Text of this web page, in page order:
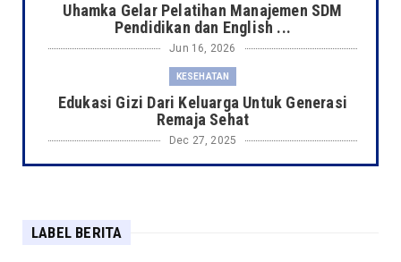
Uhamka Gelar Pelatihan Manajemen SDM
Pendidikan dan English ...
Jun 16, 2026
KESEHATAN
Edukasi Gizi Dari Keluarga Untuk Generasi
Remaja Sehat
Dec 27, 2025
KESEHATAN
LABEL BERITA